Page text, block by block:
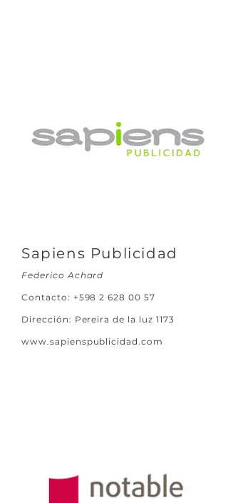
Sapiens Publicidad
Federico Achard
Contacto: +598 2 628 00 57
Dirección: Pereira de la luz 1173
www.sapienspublicidad.com